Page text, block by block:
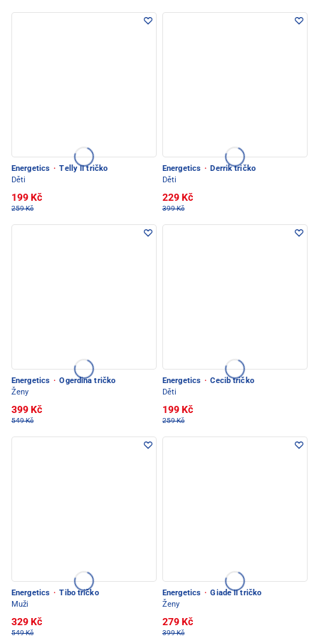
Energetics · Telly II tričko
Děti
199 Kč
259 Kč
Energetics · Derrik tričko
Děti
229 Kč
399 Kč
Energetics · Ogerdina tričko
Ženy
399 Kč
549 Kč
Energetics · Cecib tričko
Děti
199 Kč
259 Kč
Energetics · Tibo tričko
Muži
329 Kč
549 Kč
Energetics · Giade II tričko
Ženy
279 Kč
399 Kč